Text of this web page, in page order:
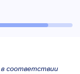
соответствии